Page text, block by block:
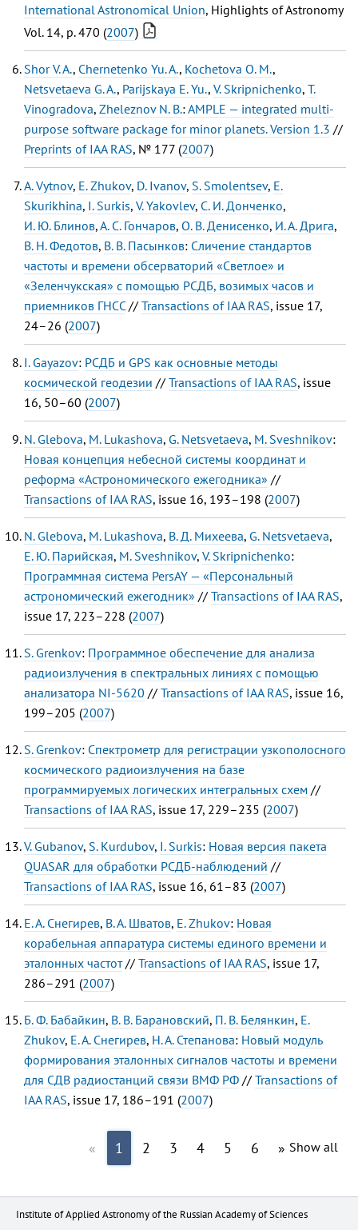
International Astronomical Union, Highlights of Astronomy
Vol. 14, p. 470 (2007)
Shor V. A., Chernetenko Yu. A., Kochetova O. M.,
Netsvetaeva G. A., Parijskaya E. Yu., V. Skripnichenko, T.
Vinogradova, Zheleznov N. B.:AMPLE — integrated multi-
purpose software package for minor planets. Version 1.3 //
Preprints of IAA RAS, № 177 (2007)
A. Vytnov, E. Zhukov, D. Ivanov, S. Smolentsev, E.
Skurikhina, I. Surkis, V. Yakovlev, С. И. Донченко,
И. Ю. Блинов,А. С. Гончаров, О. В. Денисенко, И. А. Дрига,
В. Н. Федотов, В. В. Пасынков: Сличение стандартов
частоты и времени обсерваторий «Светлое» и
«Зеленчукская» с помощью РСДБ, возимых часов и
приемников ГНСС// Transactions of IAA RAS, issue 17,
24–26 (2007)
I. Gayazov: РСДБ и GPS как основные методы
космической геодезии // Transactions of IAA RAS, issue
16, 50–60 (2007)
N. Glebova, M. Lukashova, G. Netsvetaeva, M. Sveshnikov:
Новая концепция небесной системы координат и
реформа «Астрономического ежегодника» //
Transactions of IAA RAS, issue 16, 193–198 (2007)
N. Glebova, M. Lukashova, В. Д. Михеева, G. Netsvetaeva,
Е. Ю. Парийская, M. Sveshnikov, V. Skripnichenko:
Программная система PersAY — «Персональный
астрономический ежегодник» // Transactions of IAA RAS,
issue 17, 223–228 (2007)
S. Grenkov: Программное обеспечение для анализа
радиоизлучения в спектральных линиях с помощью
анализатора NI-5620 // Transactions of IAA RAS, issue 16,
199–205 (2007)
S. Grenkov: Спектрометр для регистрации узкополосного
космического радиоизлучения на базе
программируемых логических интегральных схем //
Transactions of IAA RAS, issue 17, 229–235 (2007)
V. Gubanov, S. Kurdubov, I. Surkis: Новая версия пакета
QUASAR для обработки РСДБ-наблюдений //
Transactions of IAA RAS, issue 16, 61–83 (2007)
Е. А. Снегирев, В. А. Шватов, E. Zhukov: Новая
корабельная аппаратура системы единого времени и
эталонных частот// Transactions of IAA RAS, issue 17,
286–291 (2007)
Б. Ф. Бабайкин, В. В. Барановский, П. В. Белянкин, E.
Zhukov, Е. А. Снегирев, Н. А. Степанова: Новый модуль
формирования эталонных сигналов частоты и времени
для СДВ радиостанций связи ВМФ РФ // Transactions of
IAA RAS, issue 17, 186–191 (2007)
« 1 2 3 4 5 6 » Show all
Institute of Applied Astronomy of the Russian Academy of Sciences